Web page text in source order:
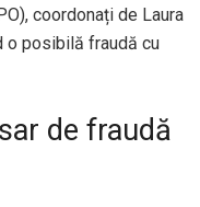
coordonați de Laura
o posibilă fraudă cu
de fraudă